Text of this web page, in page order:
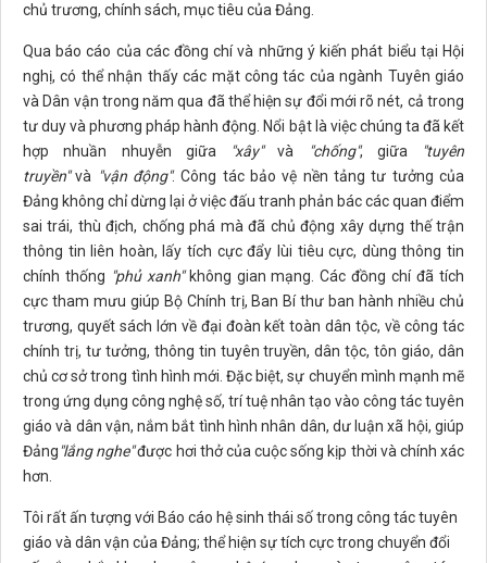
chủ trương, chính sách, mục tiêu của Đảng.
Qua báo cáo của các đồng chí và những ý kiến phát biểu tại Hội
nghị, có thể nhận thấy các mặt công tác của ngành Tuyên giáo
và Dân vận trong năm qua đã thể hiện sự đổi mới rõ nét, cả trong
tư duy và phương pháp hành động. Nổi bật là việc chúng ta đã kết
hợp nhuần nhuyễn giữa
"xây"và "chống", giữa
"tuyên
truyền"và "vận động". Công tác bảo vệ nền tảng tư tưởng của
Đảng không chỉ dừng lại ở việc đấu tranh phản bác các quan điểm
sai trái, thù địch, chống phá mà đã chủ động xây dựng thế trận
thông tin liên hoàn, lấy tích cực đẩy lùi tiêu cực, dùng thông tin
chính thống "phủ xanh"không gian mạng. Các đồng chí đã tích
cực tham mưu giúp Bộ Chính trị, Ban Bí thư ban hành nhiều chủ
trương, quyết sách lớn về đại đoàn kết toàn dân tộc, về công tác
chính trị, tư tưởng, thông tin tuyên truyền, dân tộc, tôn giáo, dân
chủ cơ sở trong tình hình mới. Đặc biệt, sự chuyển mình mạnh mẽ
trong ứng dụng công nghệ số, trí tuệ nhân tạo vào công tác tuyên
giáo và dân vận, nắm bắt tình hình nhân dân, dư luận xã hội, giúp
Đảng"lắng nghe"được hơi thở của cuộc sống kịp thời và chính xác
hơn.
Tôi rất ấn tượng với Báo cáo hệ sinh thái số trong công tác tuyên
giáo và dân vận của Đảng; thể hiện sự tích cực trong chuyển đổi